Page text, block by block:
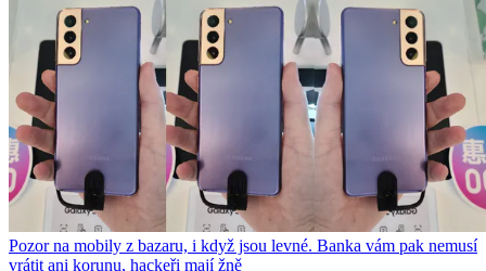
Pozor na mobily z bazaru, i když jsou levné. Banka vám pak nemusí
vrátit ani korunu, hackeři mají žně